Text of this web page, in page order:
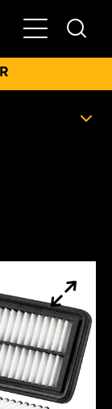
Glavni meni